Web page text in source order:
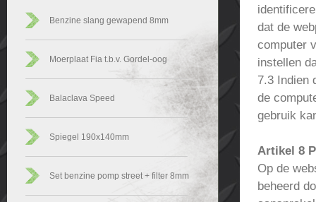
Benzine slang gewapend 8mm
Moerplaat Fia t.b.v. Gordel-oog
Balaclava Speed
Spiegel 190x140mm
Set benzine pomp street + filter 8mm
dat de
computer
instellen
7.3 Indien
de
gebruik
Artikel 8
Op de
beheerd